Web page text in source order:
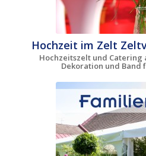
Hochzeit im Zelt
Hochzeitszelt und Catering
Dekoration und Band